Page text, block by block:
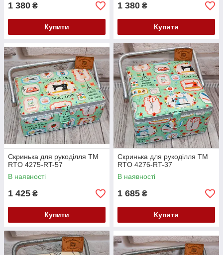
1 380 ₴
Купити
1 380 ₴
Купити
Скринька для рукоділля ТМ
RTO 4275-RT-57
В наявності
1 425 ₴
Купити
Скринька для рукоділля ТМ
RTO 4276-RT-37
В наявності
1 685 ₴
Купити